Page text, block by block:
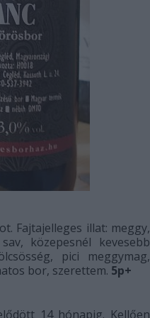
Fajtajelleges illat: meggy,
közepesnél kevesebb
pici meggymag,
bor, szerettem. 5p+
14 hónapig. Kellően